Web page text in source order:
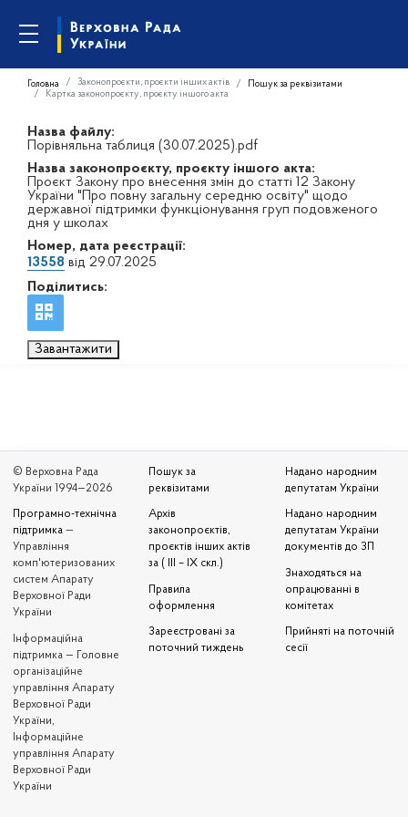
Головна Законопроєкти, проєкти інших актів
Пошук за реквізитами
Картка законопроєкту, проєкту іншого акта
Назва файлу:
Порівняльна таблиця (30.07.2025).pdf
Назва законопроєкту, проєкту іншого акта:
Проєкт Закону про внесення змін до статті 12 Закону
України "Про повну загальну середню освіту" щодо
державної підтримки функціонування груп подовженого
дня у школах
Номер, дата реєстрації:
13558 від 29.07.2025
Поділитись:
Завантажити
© Верховна Рада
України 1994—2026
Програмно-технічна
підтримка —
Управління
комп'ютеризованих
систем Апарату
Верховної Ради
України
Iнформаційна
підтримка — Головне
організаційне
управління Апарату
Верховної Ради
України,
Інформаційне
управління Апарату
Верховної Ради
України
Пошук за
реквізитами
Архів
законопроєктів,
проєктів інших актів
за ( III – IX скл.)
Правила
оформлення
Зареєстровані за
поточний тиждень
Надано народним
депутатам України
Надано народним
депутатам України
документів до ЗП
Знаходяться на
опрацюванні в
комітетах
Прийняті на поточній
сесії